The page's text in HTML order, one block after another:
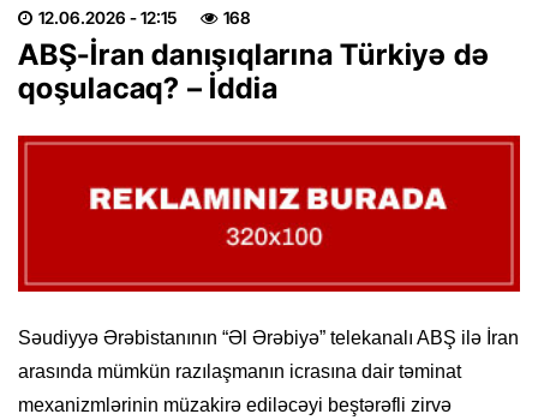
12.06.2026 - 12:15 168
ABŞ-İran danışıqlarına Türkiyə də
qoşulacaq? – İddia
Səudiyyə Ərəbistanının “Əl Ərəbiyə” telekanalı ABŞ ilə İran
arasında mümkün razılaşmanın icrasına dair təminat
mexanizmlərinin müzakirə ediləcəyi beştərəfli zirvə